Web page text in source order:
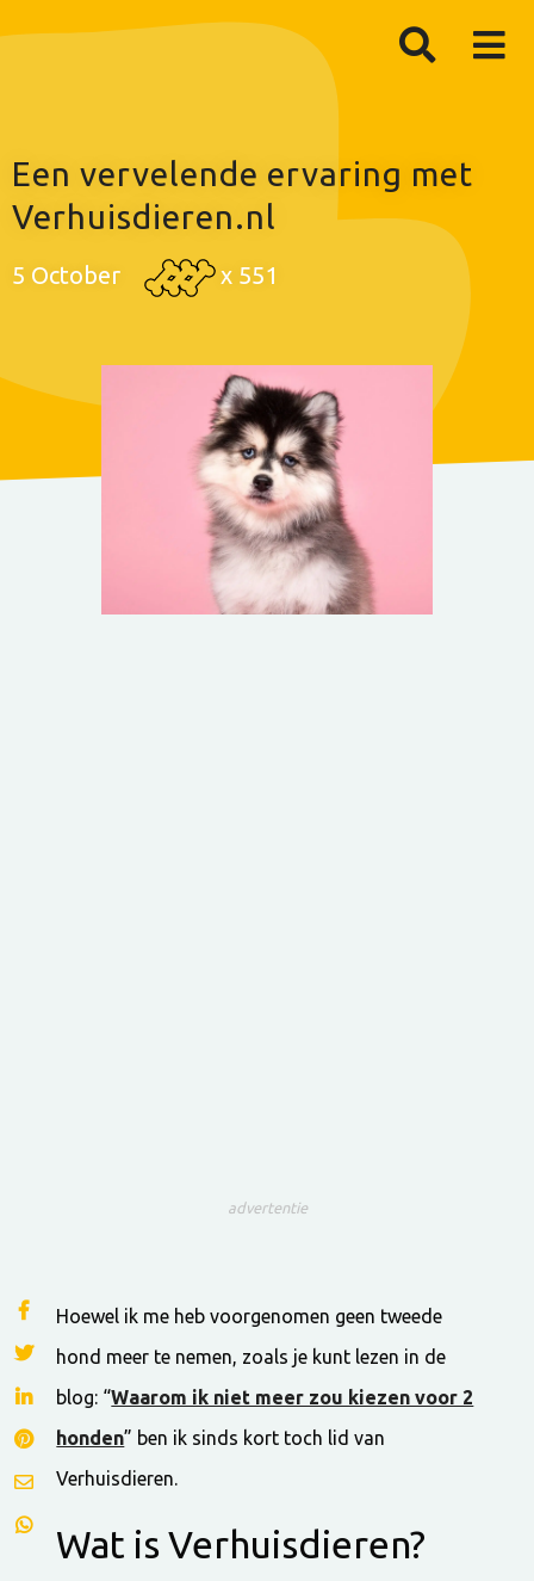
Een vervelende ervaring met
Verhuisdieren.nl
5 October x 551
advertentie
Hoewel ik me heb voorgenomen geen tweede
hond meer te nemen, zoals je kunt lezen in de
blog: “Waarom ik niet meer zou kiezen voor 2
honden” ben ik sinds kort toch lid van
Verhuisdieren.
Wat is Verhuisdieren?